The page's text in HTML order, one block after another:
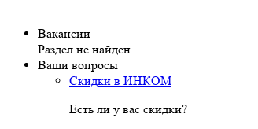
Вакансии
Раздел не найден.
Ваши вопросы
Скидки в ИНКОМ
Есть ли у вас скидки?